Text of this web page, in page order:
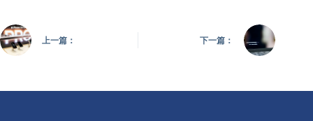
上一篇： 下一篇：